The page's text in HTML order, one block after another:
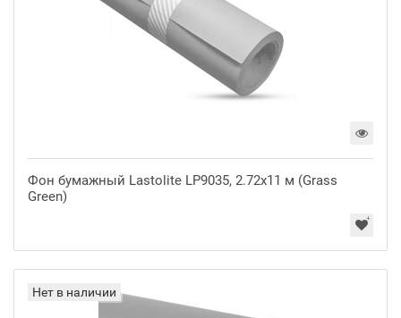
Фон бумажный Lastolite LP9035, 2.72x11 м (Grass
Green)
Нет в наличии